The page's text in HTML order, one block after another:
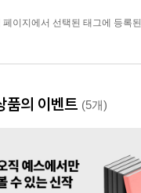
페이지에서 선택된 태그에 등록
품의 이벤트 (5개)